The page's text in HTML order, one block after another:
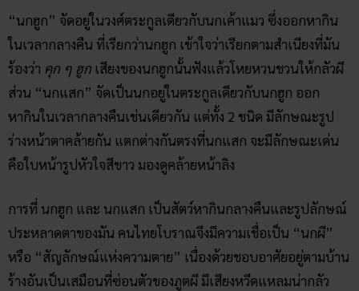
“นกฮูก” จัดอยู่ในวงศ์ตระกูลเดียวกับนกเค้าแมว ซึ่งออกหากิน
ในเวลากลางคืน ที่เรียกว่านกฮูก เข้าใจว่าเรียกตามสำเนียงที่มัน
ร้องว่า คุก ๆ ฮูก เสียงของนกฮูกนั้นฟังแล้วโหยหวนชวนให้กลัวผี
ส่วน “นกแสก” จัดเป็นนกอยู่ในตระกูลเดียวกับนกฮูก ออก
หากินในเวลากลางคืนเช่นเดียวกัน แต่ทั้ง 2 ชนิด มีลักษณะรูป
ร่างหน้าตาคล้ายกัน แตกต่างกันตรงที่นกแสก จะมีลักษณะเด่น
คือใบหน้ารูปหัวใจสีขาว มองดูคล้ายหน้าลิง
การที่ นกฮูก และ นกแสก เป็นสัตว์หากินกลางคืนและรูปลักษณ์
ประหลาดตาของมัน คนไทยโบราณจึงมีความเชื่อเป็น “นกผี”
หรือ “สัญลักษณ์แห่งความตาย” เนื่องด้วยชอบอาศัยอยู่ตามบ้าน
ร้างอันเป็นเสมือนที่ซ่อนตัวของภูตผี มีเสียงหวีดแหลมน่ากลัว